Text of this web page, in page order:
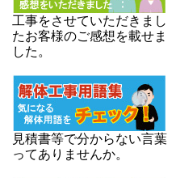
工事をさせていただきまし
たお客様のご感想を載せま
した。
見積書等で分からない言葉
ってありませんか。